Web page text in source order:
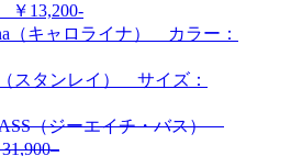
13,200-
（キャロライナ） カラー：
（スタンレイ） サイズ：
（ジーエイチ・バス）